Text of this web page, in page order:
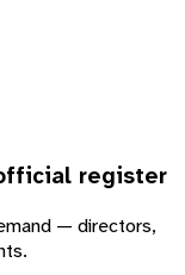
register
— directors,